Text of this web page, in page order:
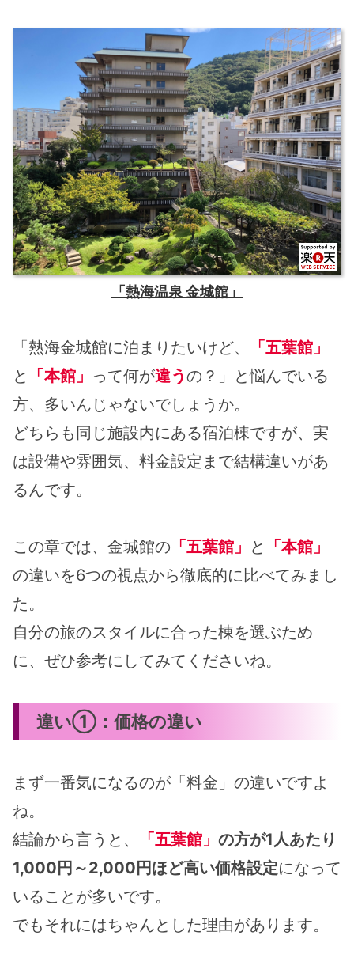
「熱海温泉 金城館」
「熱海金城館に泊まりたいけど、
「五葉館」
と
「本館」 って何が違うの？」と悩んでいる
方、多いんじゃないでしょうか。
どちらも同じ施設内にある宿泊棟ですが、実
は設備や雰囲気、料金設定まで結構違いがあ
るんです。
この章では、金城館の 「五葉館」 と
「本館」
の違いを6つの視点から徹底的に比べてみまし
た。
自分の旅のスタイルに合った棟を選ぶため
に、ぜひ参考にしてみてくださいね。
違い①：価格の違い
まず一番気になるのが「料金」の違いですよ
ね。
結論から言うと、
「五葉館」 の方が1人あたり
1,000円～2,000円ほど高い価格設定になって
いることが多いです。
でもそれにはちゃんとした理由があります。